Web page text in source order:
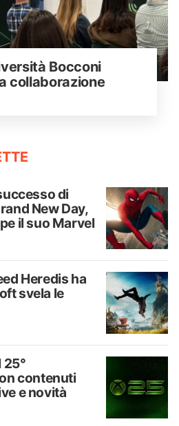
Bocconi
collaborazione
di
New Day,
il suo Marvel
Heredis ha
svela le
25°
contenuti
e novità